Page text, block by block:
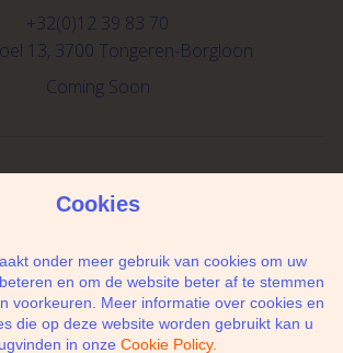
+32(0)12 39 83 70
13, 3700 Tongeren-Borgloon
Coming Soon
toestemming om mijn gegevens te
en verwerken zoals aangegeven in
Cookies
onder meer gebruik van cookies om uw
en om de website beter af te stemmen
voorkeuren. Meer informatie over cookies en
die op deze website worden gebruikt kan u
in onze Cookie Policy.